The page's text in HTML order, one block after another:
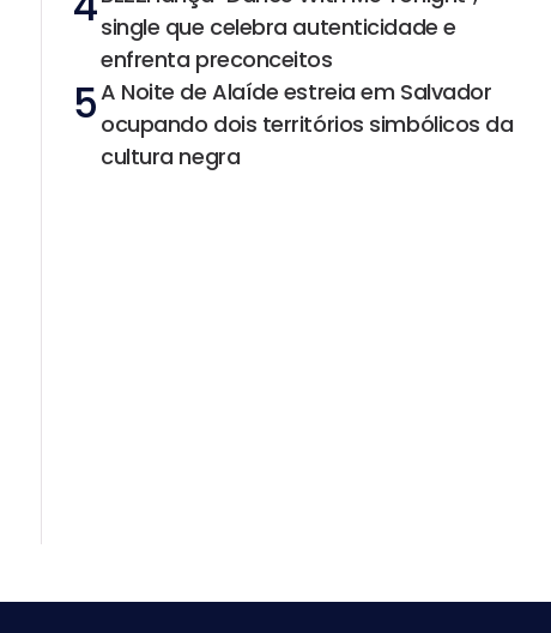
single que celebra autenticidade e
enfrenta preconceitos
5A Noite de Alaíde estreia em Salvador
ocupando dois territórios simbólicos da
cultura negra